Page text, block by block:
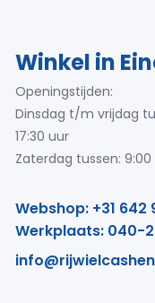
Winkel in
Openingstijden:
Dinsdag t/m vrijdag
17:30 uur
Zaterdag tussen:
Webshop: +31 642
Werkplaats: 040-